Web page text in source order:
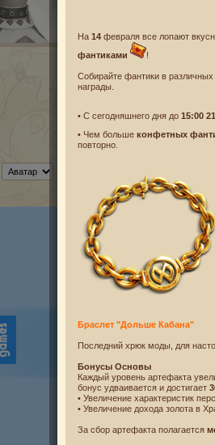
Новости
Лицензионное
Политика
Все
На 14 февраля все лопают
фантиками
!
Собирайте фантики в
награды.
• С сегодняшнего дня до 15:00
• Чем больше конфетных
повторно.
Браслет "Дольше Кабана"
Последний хрюк моды, для
Бонусы Основы
Каждый уровень артефакта
бонус удваивается и достигает
• Увеличение характеристик
• Увеличение дохода золота в
За сбор артефакта полагается